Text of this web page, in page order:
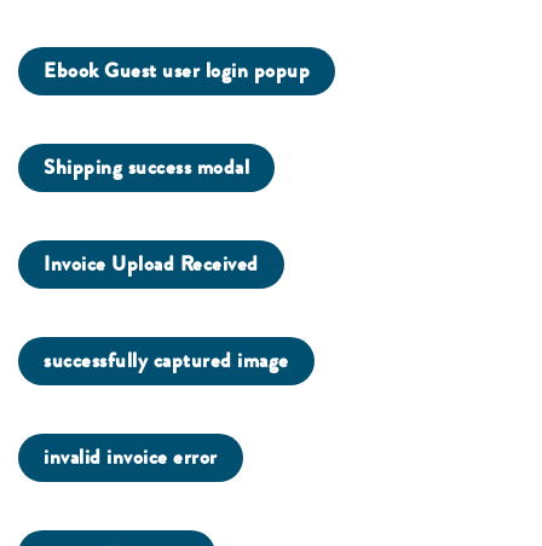
Ebook Guest user login popup
Shipping success modal
Invoice Upload Received
successfully captured image
invalid invoice error